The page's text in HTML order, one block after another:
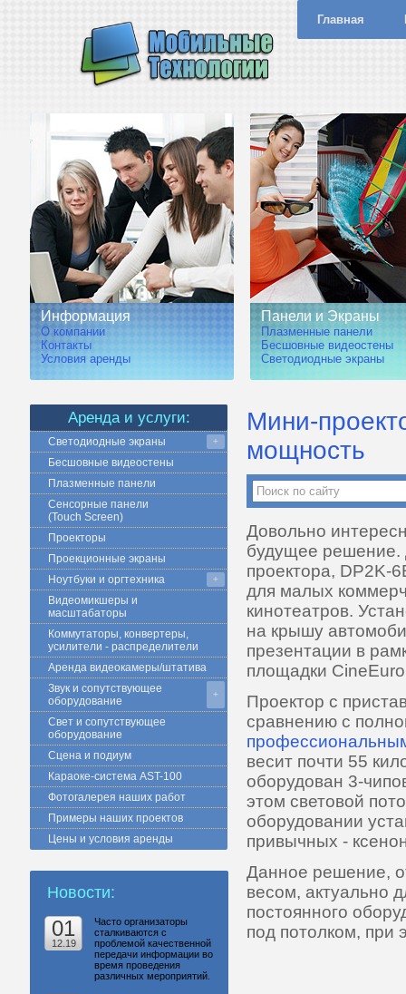
Главная
Панели и Экраны
Плазменные панели
Бесшовные видеостены
Светодиодные экраны
Информация
О компании
Контакты
Условия аренды
Аренда и услуги:
+
Светодиодные экраны
Бесшовные видеостены
Плазменные панели
Сенсорные панели
(Touch Screen)
Проекторы
Проекционные экраны
+
Ноутбуки и оргтехника
Видеомикшеры и
масштабаторы
Коммутаторы, конвертеры,
усилители - распределители
Аренда видеокамеры/штатива
+
Звук и сопутствующее
оборудование
Свет и сопутствующее
оборудование
Сцена и подиум
Караоке-система AST-100
Фотогалерея наших работ
Примеры наших проектов
Цены и условия аренды
Новости:
01
12.19
Часто организаторы
сталкиваются с
проблемой качественной
передачи информации во
время проведения
различных мероприятий.
Мини-
мощность
Довольно
будущее решение.
проектора, DP2K-
для малых
кинотеатров.
на крышу
презентации в
площадки
Проектор с
сравнению с
весит почти 55
оборудован 3-
этом световой
оборудовании
привычных -
Данное решение,
весом, актуально
постоянного
под потолком, при